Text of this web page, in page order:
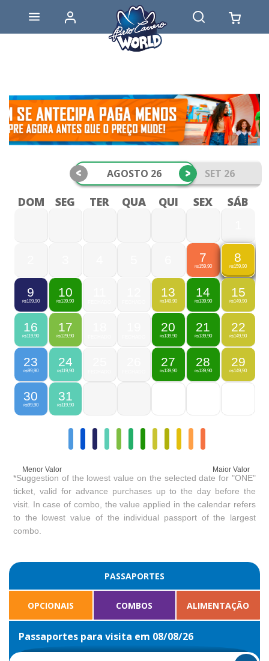
AGOSTO 26 SET 26
< >
DOM SEG TER QUA QUI SEX SÁB
7
R$159,90
8
R$159,90
9
R$109,90
10
R$139,90
13
R$149,90
14
R$139,90
15
R$149,90
16
R$119,90
17
R$129,90
20
R$139,90
21
R$139,90
22
R$149,90
23
R$99,90
24
R$119,90
27
R$139,90
28
R$139,90
29
R$149,90
30
R$99,90
31
R$119,90
Menor Valor Maior Valor
*Suggestion of the lowest value on the selected date for "ONE"
ticket, valid for advance purchases up to the day before the
visit. In case of combo, the value applied in the calendar refers
to the lowest value of the individual passport of the largest
combo.
PASSAPORTES
OPCIONAIS COMBOS ALIMENTAÇÃO
Passaportes para visita em 08/08/26